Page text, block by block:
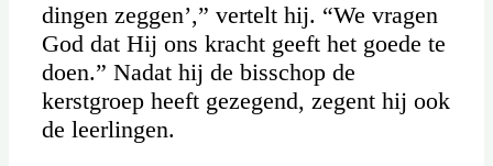
dingen zeggen’,” vertelt hij. “We vragen
God dat Hij ons kracht geeft het goede te
doen.” Nadat hij de bisschop de
kerstgroep heeft gezegend, zegent hij ook
de leerlingen.